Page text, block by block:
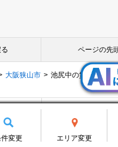
件変更 エリア変更
ページの先
大阪狭山市
池尻中の賃貸物件･マ
す